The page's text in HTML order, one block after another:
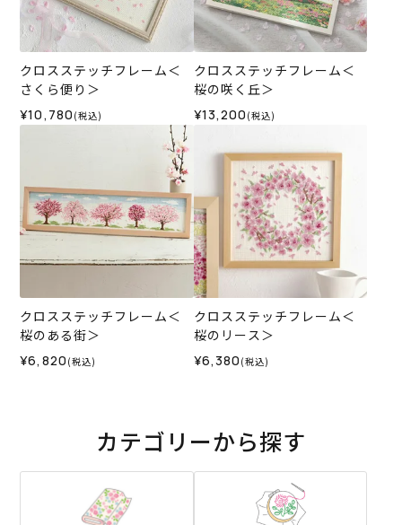
クロスステッチフレーム＜
さくら便り＞
¥10,780 (税込)
クロスステッチフレーム＜
桜の咲く丘＞
¥13,200 (税込)
クロスステッチフレーム＜
桜のある街＞
¥6,820 (税込)
クロスステッチフレーム＜
桜のリース＞
¥6,380 (税込)
カテゴリーから探す